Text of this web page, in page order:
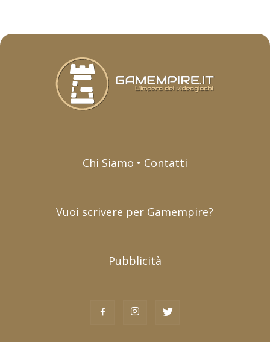
Chi Siamo • Contatti
Vuoi scrivere per Gamempire?
Pubblicità